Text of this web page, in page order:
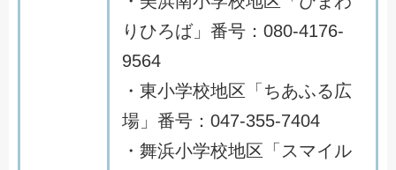
りひろば」番号：080-4176-
9564
・東小学校地区「ちあふる広
場」番号：047-355-7404
・舞浜小学校地区「スマイル